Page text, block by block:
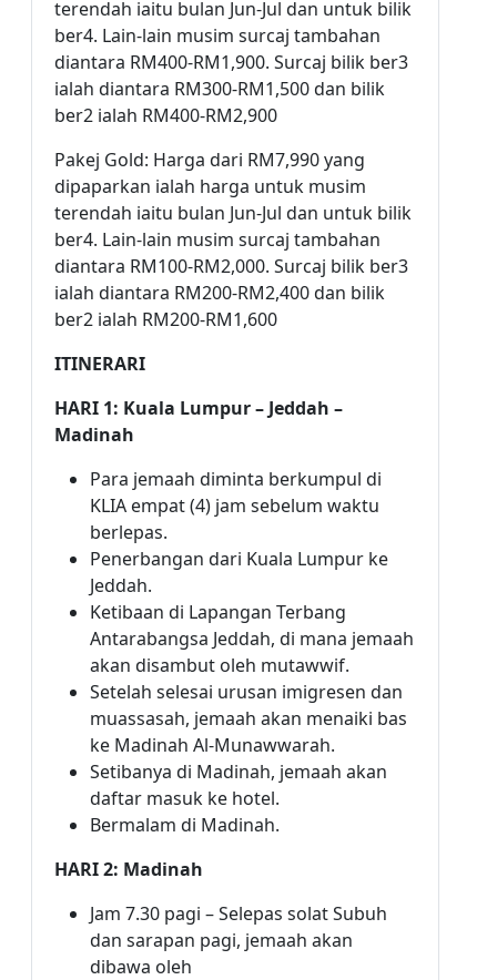
terendah iaitu bulan Jun-Jul dan untuk bilik
ber4. Lain-lain musim surcaj tambahan
diantara RM400-RM1,900. Surcaj bilik ber3
ialah diantara RM300-RM1,500 dan bilik
ber2 ialah RM400-RM2,900
Pakej Gold: Harga dari RM7,990 yang
dipaparkan ialah harga untuk musim
terendah iaitu bulan Jun-Jul dan untuk bilik
ber4. Lain-lain musim surcaj tambahan
diantara RM100-RM2,000. Surcaj bilik ber3
ialah diantara RM200-RM2,400 dan bilik
ber2 ialah RM200-RM1,600
ITINERARI
HARI 1: Kuala Lumpur – Jeddah –
Madinah
Para jemaah diminta berkumpul di
KLIA empat (4) jam sebelum waktu
berlepas.
Penerbangan dari Kuala Lumpur ke
Jeddah.
Ketibaan di Lapangan Terbang
Antarabangsa Jeddah, di mana jemaah
akan disambut oleh mutawwif.
Setelah selesai urusan imigresen dan
muassasah, jemaah akan menaiki bas
ke Madinah Al-Munawwarah.
Setibanya di Madinah, jemaah akan
daftar masuk ke hotel.
Bermalam di Madinah.
HARI 2: Madinah
Jam 7.30 pagi – Selepas solat Subuh
dan sarapan pagi, jemaah akan
dibawa oleh